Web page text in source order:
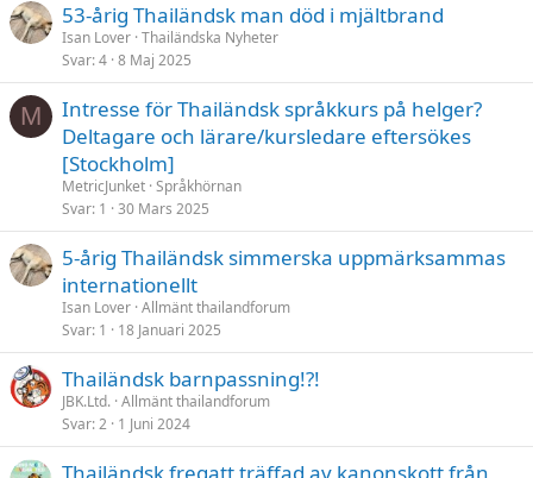
53-årig Thailändsk man död i mjältbrand
Isan Lover Thailändska Nyheter
Svar 4 8 Maj 2025
M
Intresse för Thailändsk språkkurs på helger?
Deltagare och lärare/kursledare eftersökes
[Stockholm]
MetricJunket Språkhörnan
Svar 1 30 Mars 2025
5-årig Thailändsk simmerska uppmärksammas
internationellt
Isan Lover Allmänt thailandforum
Svar 1 18 Januari 2025
Thailändsk barnpassning!?!
JBK.Ltd. Allmänt thailandforum
Svar 2 1 Juni 2024